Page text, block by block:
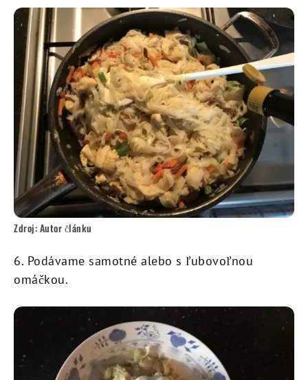
Zdroj: Autor článku
6. Podávame samotné alebo s ľubovoľnou
omáčkou.